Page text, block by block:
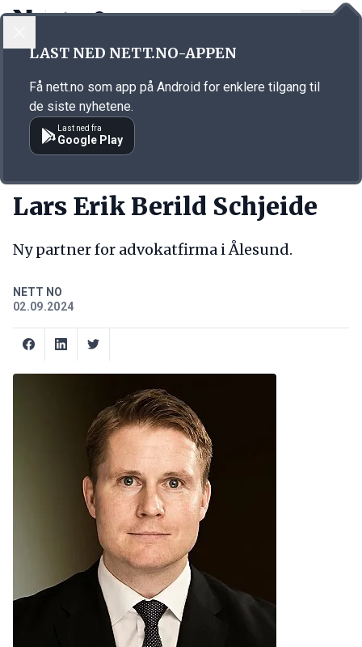
Annonsørinnhold
Lars Erik Berild Schjeide
Ny partner for advokatfirma i Ålesund.
NETT NO
02.09.2024
LAST NED NETT.NO-APPEN
Få nett.no som app på Android for enklere tilgang til
de siste nyhetene.
Last ned fra
Google Play